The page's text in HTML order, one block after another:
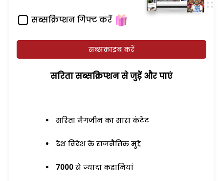
सब्सक्रिप्शन गिफ्ट करें
सब्सक्राइब करें
सरिता सब्सक्रिप्शन से जुड़ेें और पाएं
सरिता मैगजीन का सारा कंटेंट
देश विदेश के राजनैतिक मुद्दे
7000 से ज्यादा कहानियां